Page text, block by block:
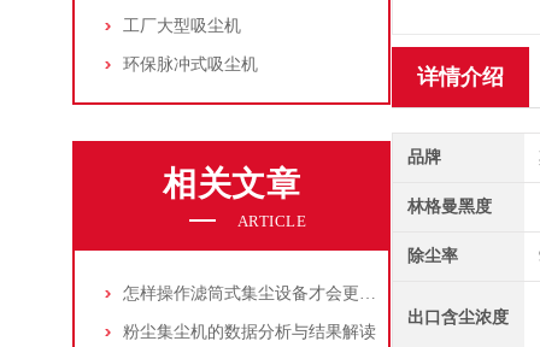
工厂大型吸尘机
环保脉冲式吸尘机
相关文章
ARTICLE
怎样操作滤筒式集尘设备才会更安全
粉尘集尘机的数据分析与结果解读
详情介绍
品牌
林格曼黑度
除尘率
出口含尘浓度